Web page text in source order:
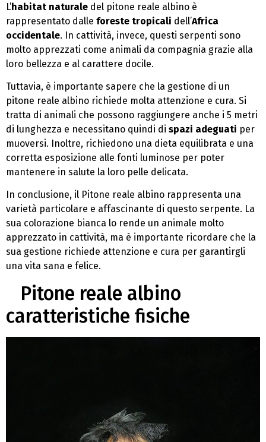
L’habitat naturale del pitone reale albino è
rappresentato dalle foreste tropicali dell’Africa
occidentale. In cattività, invece, questi serpenti sono
molto apprezzati come animali da compagnia grazie alla
loro bellezza e al carattere docile.
Tuttavia, è importante sapere che la gestione di un
pitone reale albino richiede molta attenzione e cura. Si
tratta di animali che possono raggiungere anche i 5 metri
di lunghezza e necessitano quindi di spazi adeguati per
muoversi. Inoltre, richiedono una dieta equilibrata e una
corretta esposizione alle fonti luminose per poter
mantenere in salute la loro pelle delicata.
In conclusione, il Pitone reale albino rappresenta una
varietà particolare e affascinante di questo serpente. La
sua colorazione bianca lo rende un animale molto
apprezzato in cattività, ma è importante ricordare che la
sua gestione richiede attenzione e cura per garantirgli
una vita sana e felice.
Pitone reale albino
caratteristiche fisiche